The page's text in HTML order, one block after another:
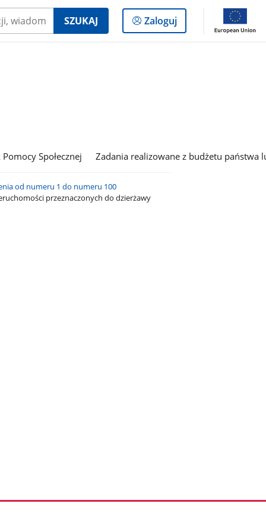
SZUKAJ
Logowanie
do
Zaloguj
Społecznej Zadania realizowane z budżetu państwa
od numeru 1 do numeru 100
przeznaczonych do dzierżawy